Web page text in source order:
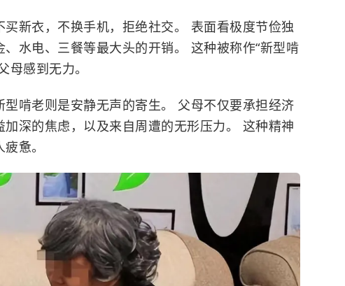
新衣，不换手机，拒绝社交。 表面看极度节俭独
水电、三餐等最大头的开销。 这种被称作“新型啃
母感到无力。
啃老则是安静无声的寄生。 父母不仅要承担经济
深的焦虑，以及来自周遭的无形压力。 这种精神
惫。